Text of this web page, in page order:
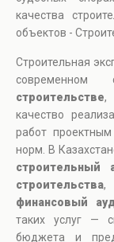
качества
объектов -
Строительная
современном
строительстве,
качество
работ
норм. В
строительный
строительства
финансовый
таких услуг —
бюджета и